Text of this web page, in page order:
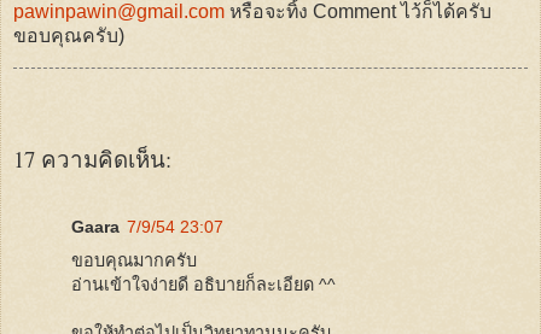
pawinpawin@gmail.com หรือจะทิ้ง Comment ไว้ก็ได้ครับ
ขอบคุณครับ)
17 ความคิดเห็น:
Gaara 7/9/54 23:07
ขอบคุณมากครับ
อ่านเข้าใจง่ายดี อธิบายก็ละเอียด ^^